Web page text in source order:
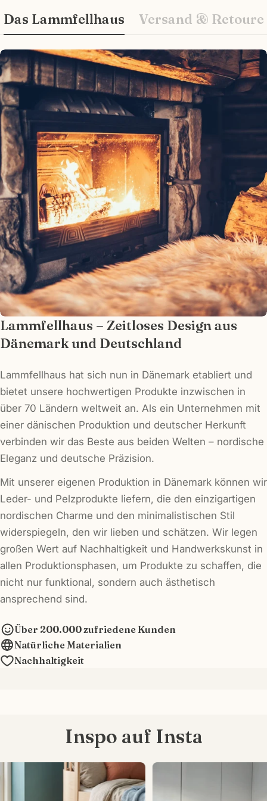
E-
Mail
Telefon
Nachricht
Die mit * gekennzeichneten Felder sind
Pflichtfelder.
Frage senden
Das Lammfellhaus Versand & Retoure
Lammfellhaus – Zeitloses Design aus
Dänemark und Deutschland
Lammfellhaus hat sich nun in Dänemark etabliert und
bietet unsere hochwertigen Produkte inzwischen in
über 70 Ländern weltweit an. Als ein Unternehmen mit
einer dänischen Produktion und deutscher Herkunft
verbinden wir das Beste aus beiden Welten – nordische
Eleganz und deutsche Präzision.
Mit unserer eigenen Produktion in Dänemark können wir
Leder- und Pelzprodukte liefern, die den einzigartigen
nordischen Charme und den minimalistischen Stil
widerspiegeln, den wir lieben und schätzen. Wir legen
großen Wert auf Nachhaltigkeit und Handwerkskunst in
allen Produktionsphasen, um Produkte zu schaffen, die
nicht nur funktional, sondern auch ästhetisch
ansprechend sind.
Über 200.000 zufriedene Kunden
Natürliche Materialien
Nachhaltigkeit
Inspo auf Insta